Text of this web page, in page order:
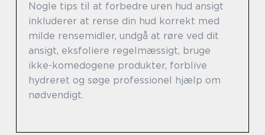
Nogle tips til at forbedre uren hud ansigt
inkluderer at rense din hud korrekt med
milde rensemidler, undgå at røre ved dit
ansigt, eksfoliere regelmæssigt, bruge
ikke-komedogene produkter, forblive
hydreret og søge professionel hjælp om
nødvendigt.